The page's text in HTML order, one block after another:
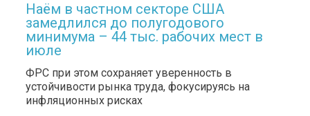
Наём в частном секторе США
замедлился до полугодового
минимума – 44 тыс. рабочих мест в
июле
ФРС при этом сохраняет уверенность в
устойчивости рынка труда, фокусируясь на
инфляционных рисках